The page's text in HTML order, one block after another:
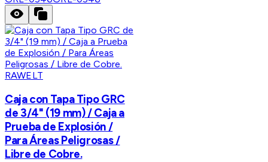
RAWELT
Caja con Tapa Tipo GRC
de 3/4" (19 mm) / Caja a
Prueba de Explosión /
Para Áreas Peligrosas /
Libre de Cobre.